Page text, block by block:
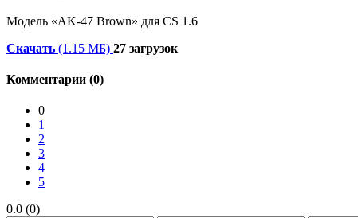
Модель «AK-47 Brown» для CS 1.6
Скачать (1.15 МБ) 27 загрузок
Комментарии (0)
0
1
2
3
4
5
0.0 (0)